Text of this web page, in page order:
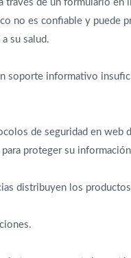
través de un formulario en
no es confiable y puede
su salud.
soporte informativo
de seguridad en web
proteger su
distribuyen los